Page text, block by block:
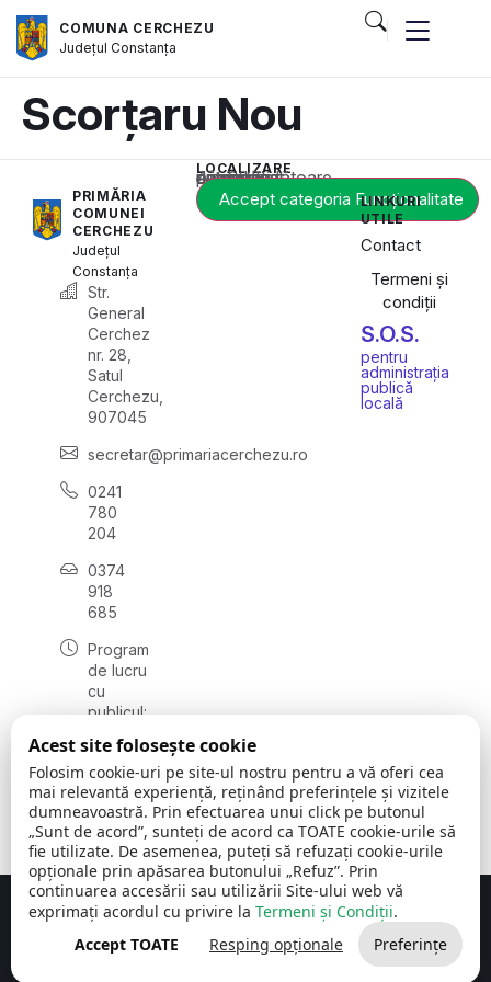
COMUNA CERCHEZU
JudețulConstanța
Scorțaru Nou
PRIMĂRIA
COMUNEI
CERCHEZU
Județul
Constanța
Str.
General
Cerchez
nr. 28,
Satul
Cerchezu,
907045
secretar@primariacerchezu.ro
0241
780
204
0374
918
685
Program
de lucru
cu
publicul:
08:00 -
16:30
, vineri:
08:00 -
14:00
LOCALIZARE
Acest conținut este blocat până când acceptați categoria corespunzătoare de cookie-uri.
Accept categoria Funcționalitate
LINKURI
UTILE
Contact
Termeni și
condiții
S.O.S.
pentru
administrația
publică
locală
Comuna Cerchezu © 2026Toate drepturile rezervate
Concept realizat de Big Media Relații Publice SRL
Acest site folosește cookie
Folosim cookie-uri pe site-ul nostru pentru a vă oferi cea
mai relevantă experiență, reținând preferințele și vizitele
dumneavoastră. Prin efectuarea unui click pe butonul
„Sunt de acord”, sunteți de acord ca TOATE cookie-urile să
fie utilizate. De asemenea, puteți să refuzați cookie-urile
opționale prin apăsarea butonului „Refuz”. Prin
continuarea accesării sau utilizării Site-ului web vă
exprimați acordul cu privire la Termeni și Condiții.
Accept TOATE
Resping opționale Preferințe